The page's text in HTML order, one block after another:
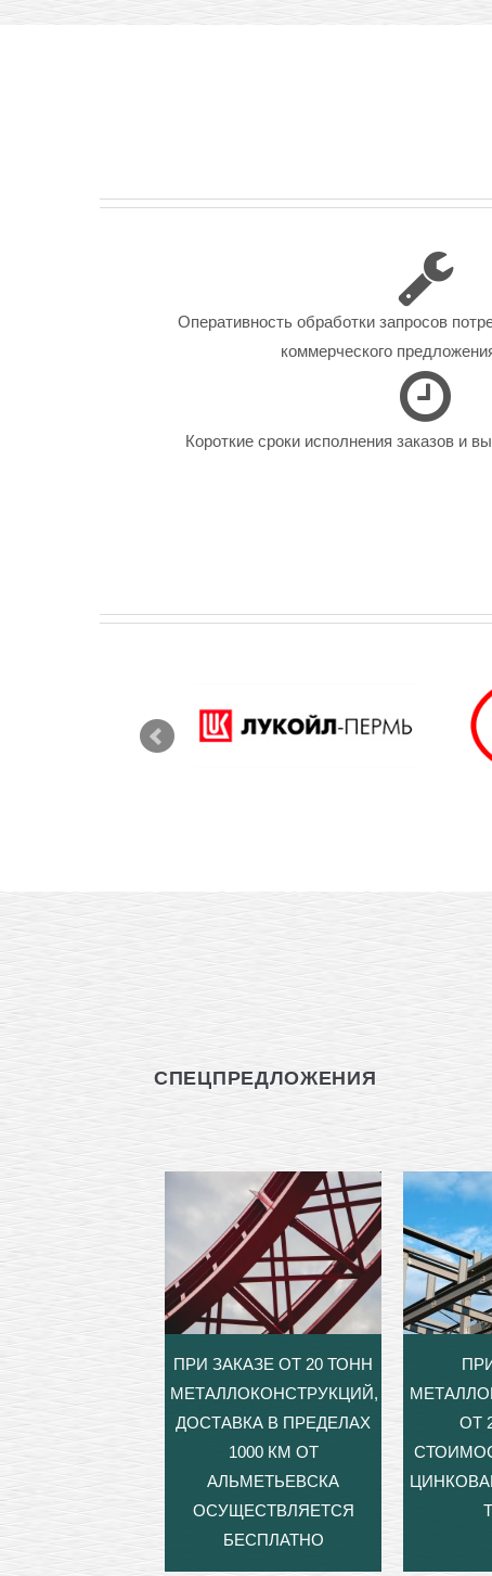
Оперативность обработки запросов
коммерческого
Короткие сроки исполнения заказов и
СПЕЦПРЕДЛОЖЕНИЯ
ПРИ ЗАКАЗЕ ОТ 20 ТОНН
МЕТАЛЛОКОНСТРУКЦИЙ,
ДОСТАВКА В ПРЕДЕЛАХ
1000 КМ ОТ
АЛЬМЕТЬЕВСКА
ОСУЩЕСТВЛЯЕТСЯ
БЕСПЛАТНО
ОТ